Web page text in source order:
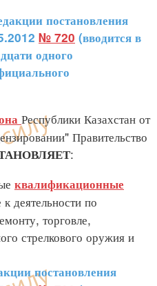
постановления
№ 720 (вводится в
одного
Республики Казахстан от
Правительство
:
квалификационные
деятельности по
торговле,
стрелкового оружия и
постановления